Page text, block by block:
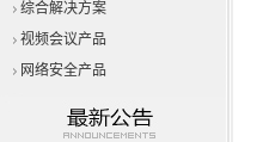
综合解决方案
视频会议产品
网络安全产品